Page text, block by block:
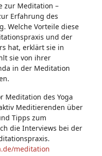
zur Meditation –
Erfahrung des
Welche Vorteile diese
und der
hat, erklärt sie in
sie von ihrer
in der Meditation
Meditation des Yoga
Meditierenden über
Tipps zum
die Interviews bei der
meditation